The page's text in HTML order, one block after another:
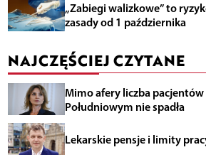
„Zabiegi walizkowe” to
zasady od 1 października
NAJCZĘŚCIEJ CZYTANE
Mimo afery liczba pacjentów
Południowym nie spadła
Lekarskie pensje i limity